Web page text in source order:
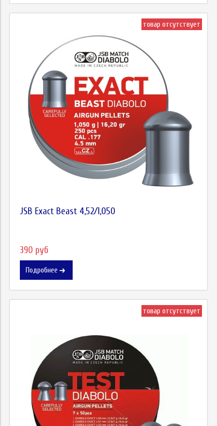
товар отсутствует
JSB Exact Beast 4,52/1,050
390 руб
Подробнее
товар отсутствует